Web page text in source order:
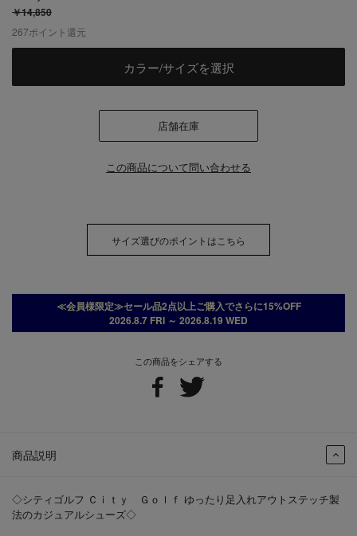
￥14,850
この商品をシェアする
商品説明
◇シティゴルフ Ｃｉｔｙ Ｇｏｌｆ ゆったり足入れアウトステッチ製
法のカジュアルシューズ◇
267ポイント還元
カラー/サイズを選択
店舗在庫
この商品について問い合わせる
サイズ選びのポイントはこちら
≪会員様限定≫セール品2点以上ご購入でさらに15%OFF
2026.8.7 FRI ～ 2026.8.19 WED